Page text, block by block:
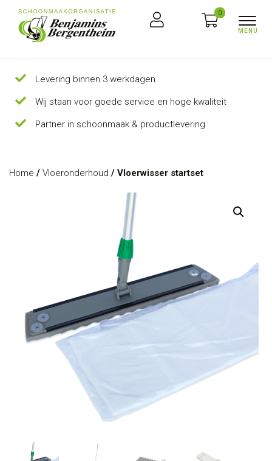
0
Levering binnen 3 werkdagen
Wij staan voor goede service en hoge kwaliteit
Partner in schoonmaak & productlevering
Home / Vloeronderhoud / Vloerwisser startset